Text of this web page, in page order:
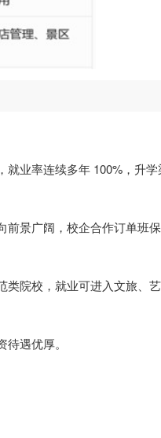
业率连续多年 100%，升学
前景广阔，校企合作订单班
类院校，就业可进入文旅、
遇优厚。